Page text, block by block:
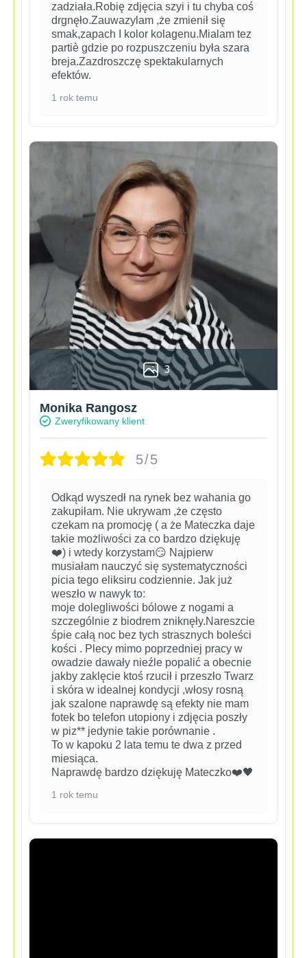
zadziała.Robię zdjęcia szyi i tu chyba coś
drgnęło.Zauwazylam ,że zmienił się
smak,zapach I kolor kolagenu.Mialam tez
partiè gdzie po rozpuszczeniu była szara
breja.Zazdroszczę spektakularnych
efektów.
1 rok temu
3
Monika Rangosz
Zweryfikowany klient
5/5
Odkąd wyszedł na rynek bez wahania go
zakupiłam. Nie ukrywam ,że często
czekam na promocję ( a że Mateczka daje
takie możliwości za co bardzo dziękuję
❤️) i wtedy korzystam😏 Najpierw
musiałam nauczyć się systematyczności
picia tego eliksiru codziennie. Jak już
weszło w nawyk to:
moje dolegliwości bólowe z nogami a
szczególnie z biodrem zniknęły.Nareszcie
śpie całą noc bez tych strasznych boleści
kości . Plecy mimo poprzedniej pracy w
owadzie dawały nieźle popalić a obecnie
jakby zaklęcie ktoś rzucił i przeszło Twarz
i skóra w idealnej kondycji ,włosy rosną
jak szalone naprawdę są efekty nie mam
fotek bo telefon utopiony i zdjęcia poszły
w piz** jedynie takie porównanie .
To w kapoku 2 lata temu te dwa z przed
miesiąca.
Naprawdę bardzo dziękuję Mateczko❤️🖤
1 rok temu